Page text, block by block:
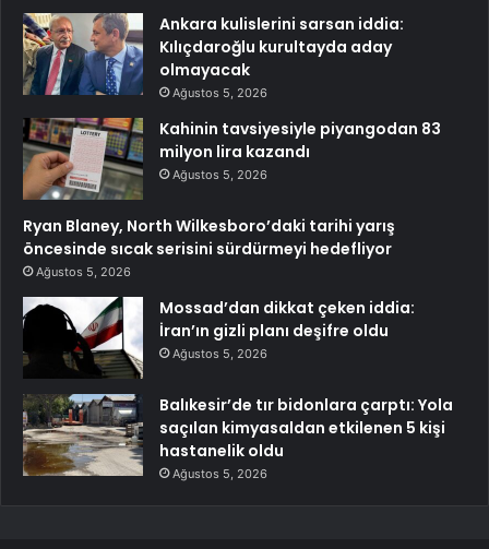
Ankara kulislerini sarsan iddia:
Kılıçdaroğlu kurultayda aday
olmayacak
Ağustos 5, 2026
Kahinin tavsiyesiyle piyangodan 83
milyon lira kazandı
Ağustos 5, 2026
Ryan Blaney, North Wilkesboro’daki tarihi yarış
öncesinde sıcak serisini sürdürmeyi hedefliyor
Ağustos 5, 2026
Mossad’dan dikkat çeken iddia:
İran’ın gizli planı deşifre oldu
Ağustos 5, 2026
Balıkesir’de tır bidonlara çarptı: Yola
saçılan kimyasaldan etkilenen 5 kişi
hastanelik oldu
Ağustos 5, 2026